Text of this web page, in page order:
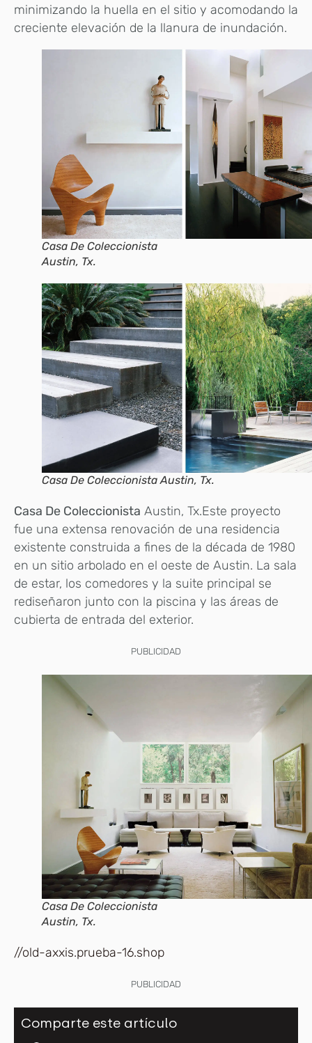
minimizando la huella en el sitio y acomodando la
creciente elevación de la llanura de inundación.
Casa De Coleccionista
Austin, Tx.
Casa De Coleccionista Austin, Tx.
Casa De Coleccionista Austin, Tx.Este proyecto
fue una extensa renovación de una residencia
existente construida a fines de la década de 1980
en un sitio arbolado en el oeste de Austin. La sala
de estar, los comedores y la suite principal se
rediseñaron junto con la piscina y las áreas de
cubierta de entrada del exterior.
PUBLICIDAD
Casa De Coleccionista
Austin, Tx.
//old-axxis.prueba-16.shop
PUBLICIDAD
Comparte este artículo